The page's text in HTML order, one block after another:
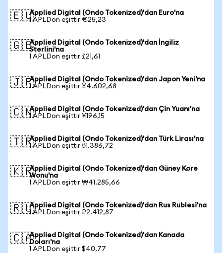
🇪🇺Applied Digital (Ondo Tokenized)'dan Euro'na
1 APLDon eşittir €25,23
🇬🇧Applied Digital (Ondo Tokenized)'dan İngiliz
Sterlini'na
1 APLDon eşittir £21,61
🇯🇵Applied Digital (Ondo Tokenized)'dan Japon Yeni'na
1 APLDon eşittir ¥4.602,68
🇨🇳Applied Digital (Ondo Tokenized)'dan Çin Yuanı'na
1 APLDon eşittir ¥196,15
🇹🇷Applied Digital (Ondo Tokenized)'dan Türk Lirası'na
1 APLDon eşittir ₺1.386,72
🇰🇷Applied Digital (Ondo Tokenized)'dan Güney Kore
Wonu'na
1 APLDon eşittir ₩41.285,66
🇷🇺Applied Digital (Ondo Tokenized)'dan Rus Rublesi'na
1 APLDon eşittir ₽2.412,87
🇨🇦Applied Digital (Ondo Tokenized)'dan Kanada
Doları'na
1 APLDon eşittir $40,77